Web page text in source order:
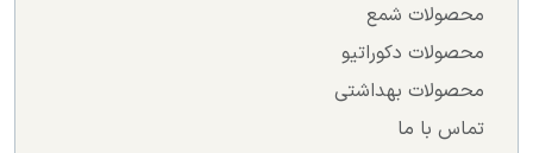
محصولات شمع
محصولات دکوراتیو
محصولات بهداشتی
تماس با ما